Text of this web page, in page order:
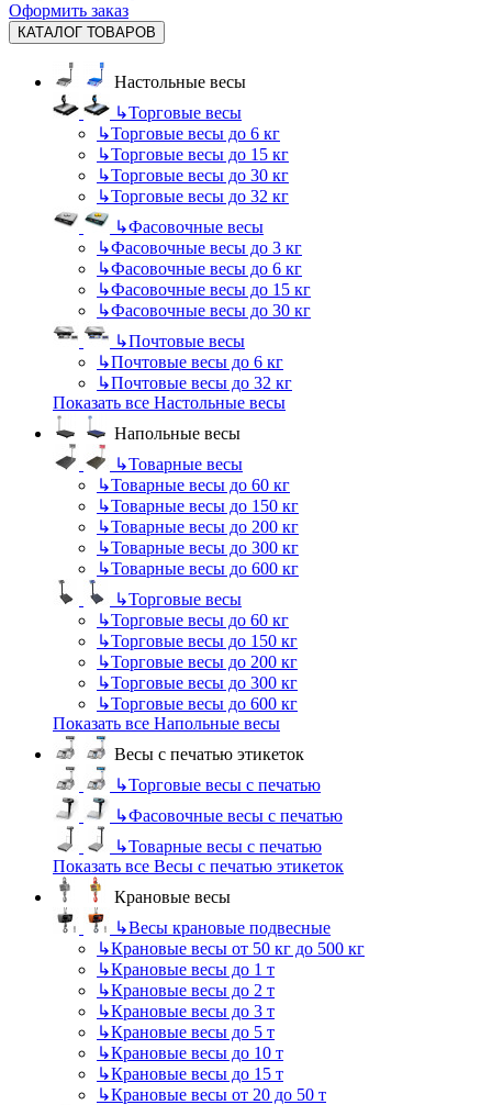
Оформить заказ
КАТАЛОГ ТОВАРОВ
Настольные весы
↳Торговые весы
↳Торговые весы до 6 кг
↳Торговые весы до 15 кг
↳Торговые весы до 30 кг
↳Торговые весы до 32 кг
↳Фасовочные весы
↳Фасовочные весы до 3 кг
↳Фасовочные весы до 6 кг
↳Фасовочные весы до 15 кг
↳Фасовочные весы до 30 кг
↳Почтовые весы
↳Почтовые весы до 6 кг
↳Почтовые весы до 32 кг
Показать все Настольные весы
Напольные весы
↳Товарные весы
↳Товарные весы до 60 кг
↳Товарные весы до 150 кг
↳Товарные весы до 200 кг
↳Товарные весы до 300 кг
↳Товарные весы до 600 кг
↳Торговые весы
↳Торговые весы до 60 кг
↳Торговые весы до 150 кг
↳Торговые весы до 200 кг
↳Торговые весы до 300 кг
↳Торговые весы до 600 кг
Показать все Напольные весы
Весы с печатью этикеток
↳Торговые весы с печатью
↳Фасовочные весы с печатью
↳Товарные весы с печатью
Показать все Весы с печатью этикеток
Крановые весы
↳Весы крановые подвесные
↳Крановые весы от 50 кг до 500 кг
↳Крановые весы до 1 т
↳Крановые весы до 2 т
↳Крановые весы до 3 т
↳Крановые весы до 5 т
↳Крановые весы до 10 т
↳Крановые весы до 15 т
↳Крановые весы от 20 до 50 т